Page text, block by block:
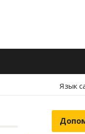
Язык